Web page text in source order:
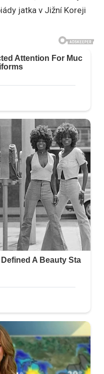
jatka v Jižní Koreji